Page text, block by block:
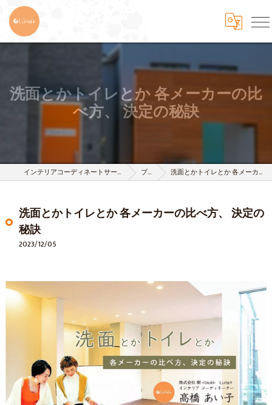
洗面とかトイレとか 各メーカーの比
べ方、 決定の秘訣
インテリアコーディネートサービスは株式会社 樹-itsuki- ブログ 洗面とかトイレとか 各メーカーの比べ方、 決定の秘訣
洗面とかトイレとか 各メーカーの比べ方、 決定の
秘訣
2023/12/05